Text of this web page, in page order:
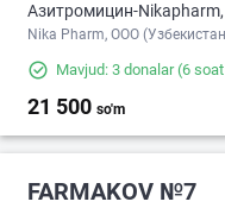
Азитромицин-
Nika Pharm, ООО
Mavjud: 3 donalar(6 soat
21 500 so'm
FARMAKOV №7